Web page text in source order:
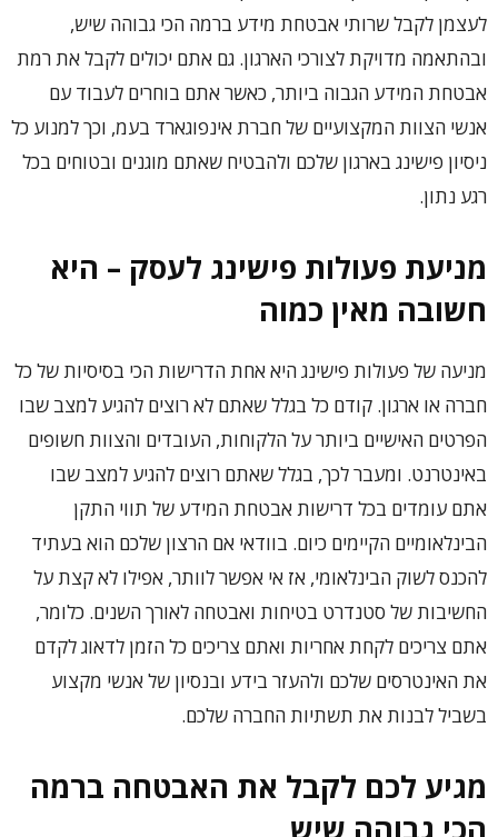
לעצמן ‏לקבל שרותי אבטחת מידע ברמה הכי גבוהה שיש,
ובהתאמה מדויקת לצורכי הארגון. ‏גם אתם יכולים לקבל את רמת
אבטחת המידע הגבוה ביותר, כאשר אתם בוחרים לעבוד עם
אנשי הצוות המקצועיים של חברת אינפוגארד בעמ, ‏וכך למנוע כל
ניסיון פישינג בארגון שלכם ולהבטיח שאתם מוגנים ובטוחים בכל
רגע נתון.
מניעת פעולות פישינג לעסק – היא
חשובה מאין כמוה
‏מניעה של פעולות פישינג היא אחת הדרישות הכי בסיסיות ‏של כל
חברה או ארגון. קודם כל בגלל שאתם לא רוצים להגיע למצב שבו
הפרטים האישיים ביותר על הלקוחות, העובדים והצוות חשופים
באינטרנט. ומעבר לכך, בגלל שאתם רוצים להגיע למצב שבו
אתם עומדים בכל דרישות אבטחת המידע של תווי התקן
הבינלאומיים הקיימים כיום. ‏בוודאי אם הרצון שלכם הוא בעתיד
להכנס לשוק הבינלאומי, ‏אז אי אפשר לוותר, ‏אפילו לא קצת על
החשיבות של סטנדרט בטיחות ואבטחה לאורך השנים. כלומר,
אתם צריכים לקחת אחריות ואתם צריכים כל הזמן לדאוג לקדם
את האינטרסים שלכם ‏ולהעזר בידע ובנסיון של אנשי מקצוע
בשביל לבנות את תשתיות החברה שלכם.
מגיע לכם לקבל את האבטחה ברמה
הכי גבוהה שיש